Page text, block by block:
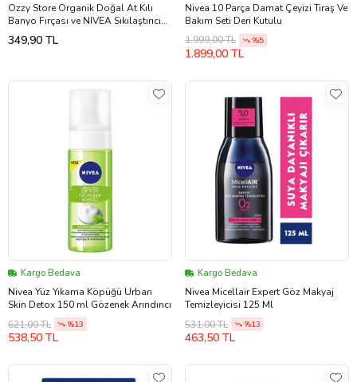
Ozzy Store Organik Doğal At Kılı
Banyo Fırçası ve NIVEA Sıkılaştırıcı
Vücut Losyonu 250 ml.
349,90 TL
Nivea 10 Parça Damat Çeyizi Tıraş Ve
Bakım Seti Deri Kutulu
1.999,00 TL
%5
1.899,00 TL
Kargo Bedava
Nivea Yüz Yıkama Köpüğü Urban
Skin Detox 150 ml Gözenek Arındırıcı
621,00 TL
%13
538,50 TL
Kargo Bedava
Nivea Micellair Expert Göz Makyaj
Temizleyicisi 125 Ml
531,00 TL
%13
463,50 TL